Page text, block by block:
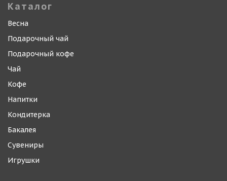
Каталог
Весна
Подарочный чай
Подарочный кофе
Чай
Кофе
Напитки
Кондитерка
Бакалея
Сувениры
Игрушки